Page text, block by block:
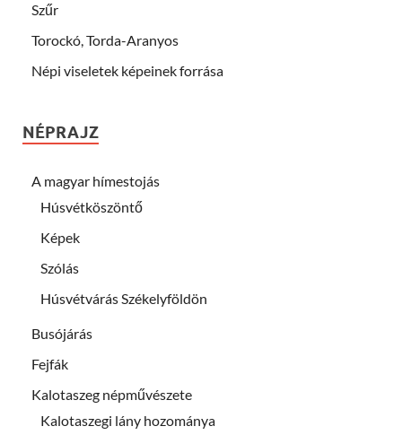
Szűr
Torockó, Torda-Aranyos
Népi viseletek képeinek forrása
NÉPRAJZ
A magyar hímestojás
Húsvétköszöntő
Képek
Szólás
Húsvétvárás Székelyföldön
Busójárás
Fejfák
Kalotaszeg népművészete
Kalotaszegi lány hozománya